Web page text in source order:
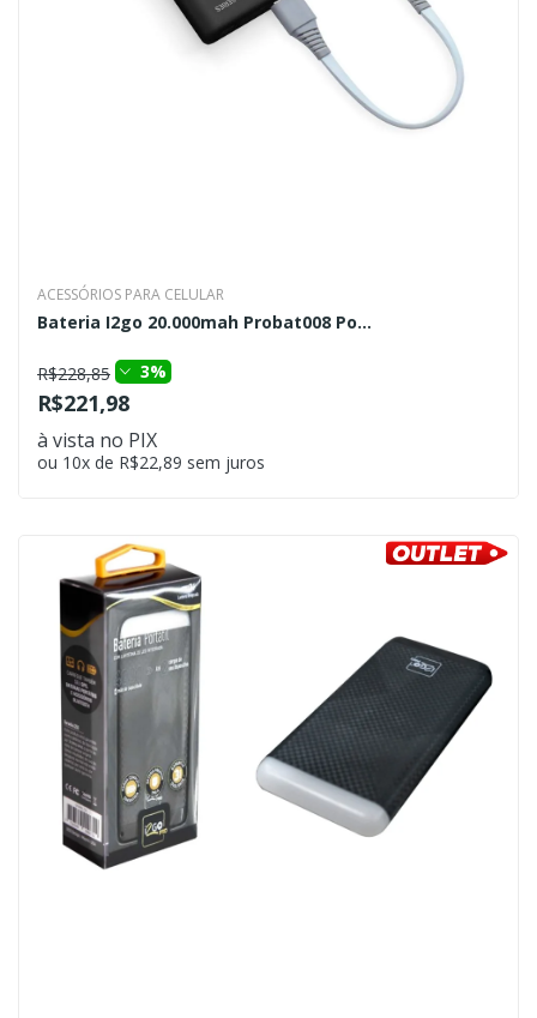
ACESSÓRIOS PARA CELULAR
Bateria I2go 20.000mah Probat008 Po...
R$228,85 3%
R$221,98
à vista no PIX
ou 10x de R$22,89 sem juros